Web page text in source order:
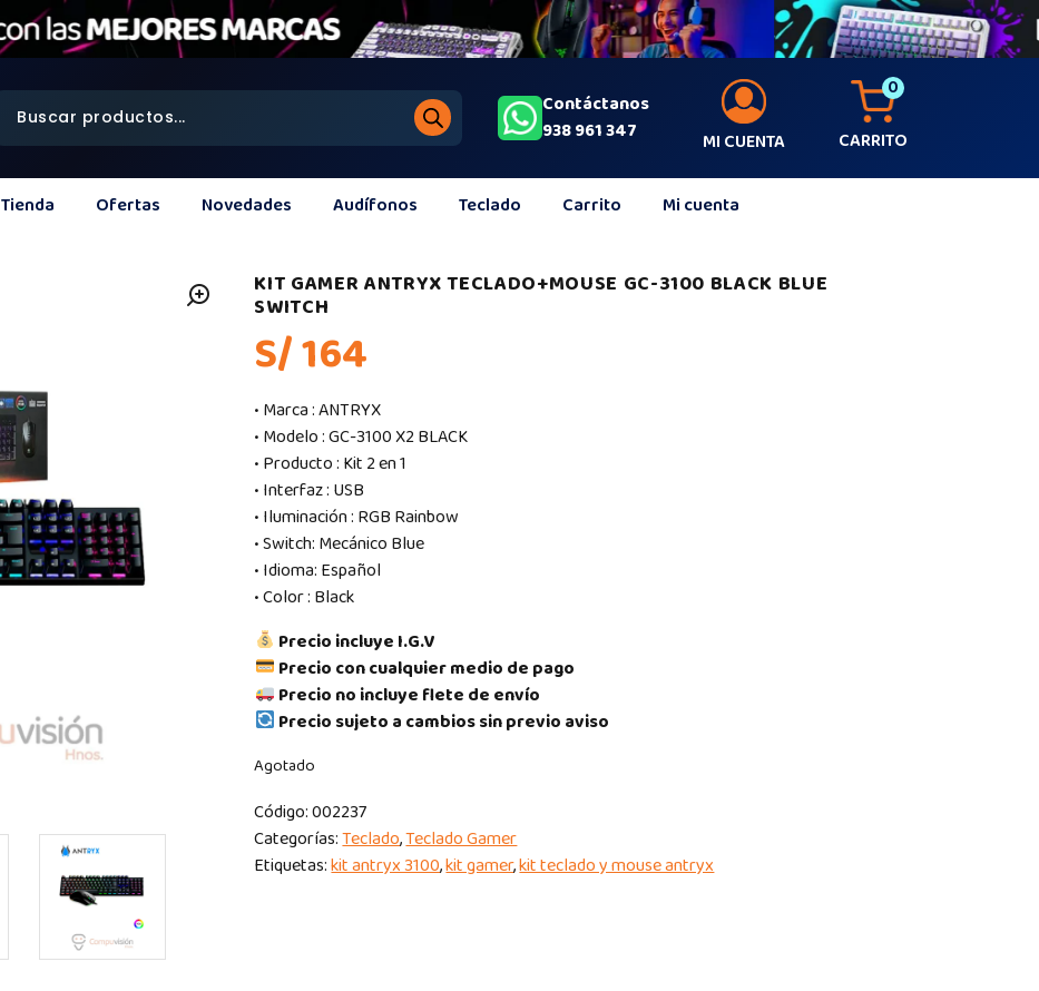
Contáctanos
938 961 347
MI CUENTA
0
CARRITO
Tienda Ofertas Novedades Audífonos Teclado Carrito Mi cuenta
KIT GAMER ANTRYX TECLADO+MOUSE GC-3100 BLACK BLUE
SWITCH
S/ 164
• Marca : ANTRYX
• Modelo : GC-3100 X2 BLACK
• Producto : Kit 2 en 1
• Interfaz : USB
• Iluminación : RGB Rainbow
• Switch: Mecánico Blue
• Idioma: Español
• Color : Black
Precio incluye I.G.V
Precio con cualquier medio de pago
Precio no incluye flete de envío
Precio sujeto a cambios sin previo aviso
Agotado
Código:002237
Categorías:Teclado,Teclado Gamer
Etiquetas:kit antryx 3100,kit gamer,kit teclado y mouse antryx